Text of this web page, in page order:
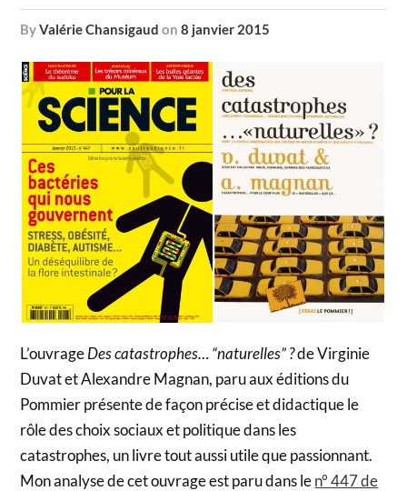
byValérie Chansigaud on8 janvier 2015
L’ouvrageDes catastrophes… “naturelles” ?de Virginie
Duvat et Alexandre Magnan, paru aux éditions du
Pommier présente de façon précise et didactique le
rôle des choix sociaux et politique dans les
catastrophes, un livre tout aussi utile que passionnant.
Mon analyse de cet ouvrage est paru dans len° 447 de